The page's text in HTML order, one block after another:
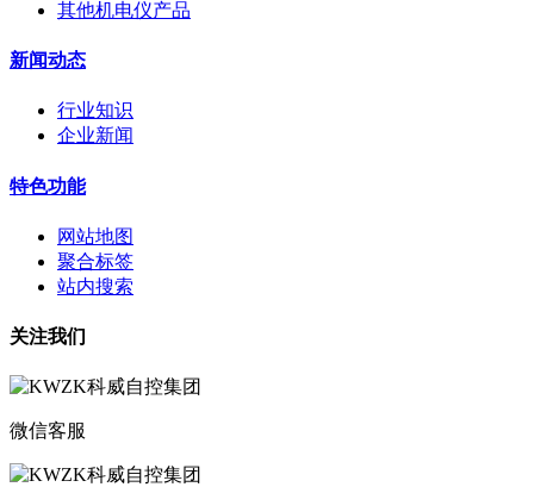
其他机电仪产品
新闻动态
行业知识
企业新闻
特色功能
网站地图
聚合标签
站内搜索
关注我们
微信客服